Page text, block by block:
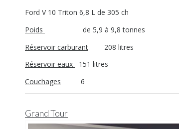
Ford V 10 Triton 6,8 L de 305 ch
Poids
de 5,9 à 9,8 tonnes
Réservoir carburant 208 litres
Réservoir eaux
151 litres
Couchages 6
Grand Tour